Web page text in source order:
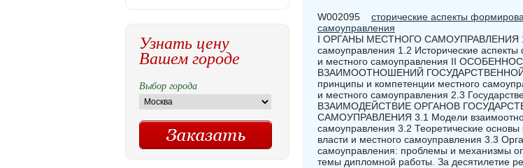
W002095 сторические аспекты
самоуправления
I ОРГАНЫ МЕСТНОГО САМОУПРАВЛЕНИЯ 1.1
самоуправления 1.2 Исторические
и местного самоуправления II
ВЗАИМООТНОШЕНИЙ
принципы и компетенции местного
и местного самоуправления 2.3
ВЗАИМОДЕЙСТВИЕ ОРГАНОВ
САМОУПРАВЛЕНИЯ 3.1 Модели
самоуправления 3.2 Теоретические
власти и местного самоуправления 3.3
самоуправления: проблемы и механизмы
темы дипломной работы. За десятилетие
Узнать цену
Вашем городе
Выбор города